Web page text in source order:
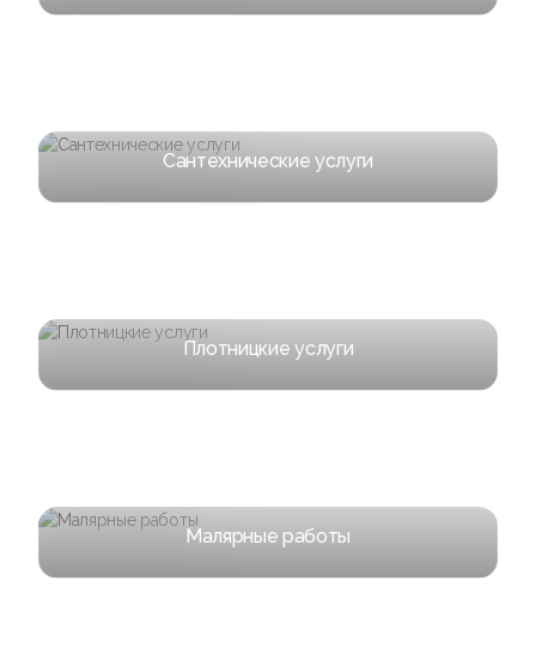
Сантехнические услуги
Плотницкие услуги
Малярные работы